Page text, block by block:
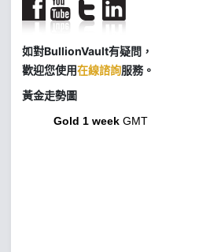
如對BullionVault有疑問，
歡迎您使用在線諮詢服務。
黃金走勢圖
Gold 1 week GMT